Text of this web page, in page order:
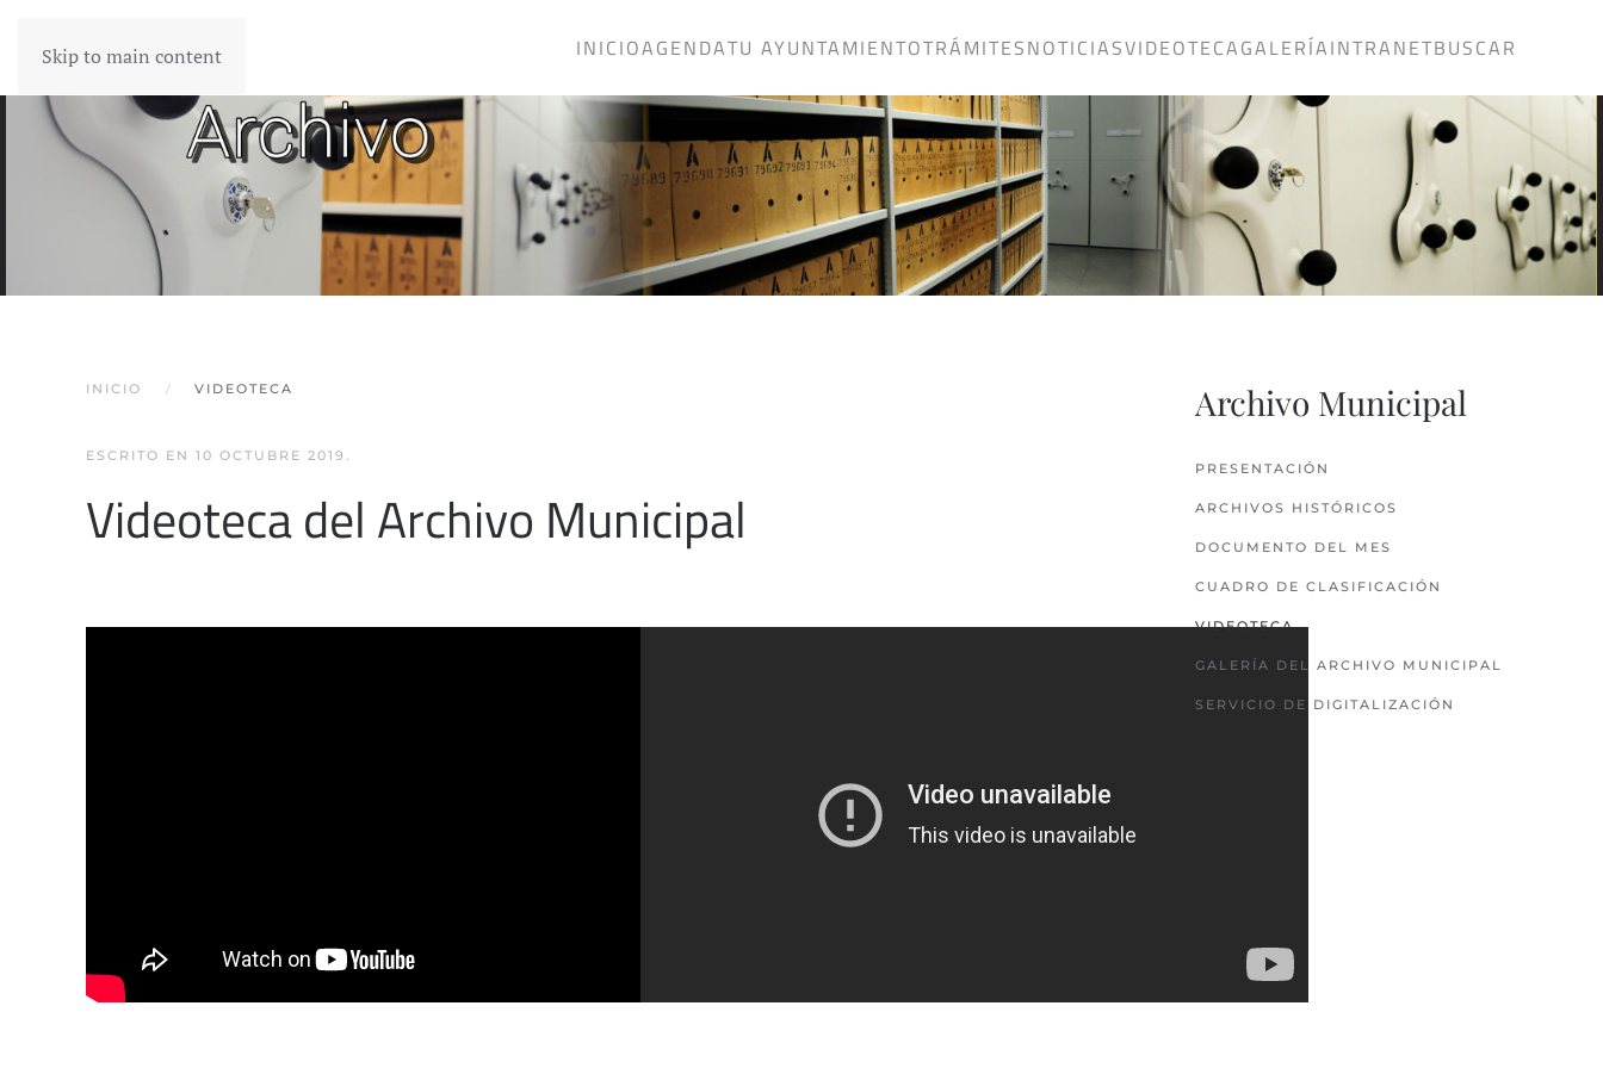
Skip to main content INICIOAGENDATU AYUNTAMIENTOTRÁMITESNOTICIASVIDEOTECAGALERÍAINTRANETBUSCAR
INICIO VIDEOTECA
ESCRITO EN 10 OCTUBRE 2019 .
Videoteca del Archivo Municipal
Archivo Municipal
PRESENTACIÓN
ARCHIVOS HISTÓRICOS
DOCUMENTO DEL MES
CUADRO DE CLASIFICACIÓN
VIDEOTECA
GALERÍA DEL ARCHIVO MUNICIPAL
SERVICIO DE DIGITALIZACIÓN